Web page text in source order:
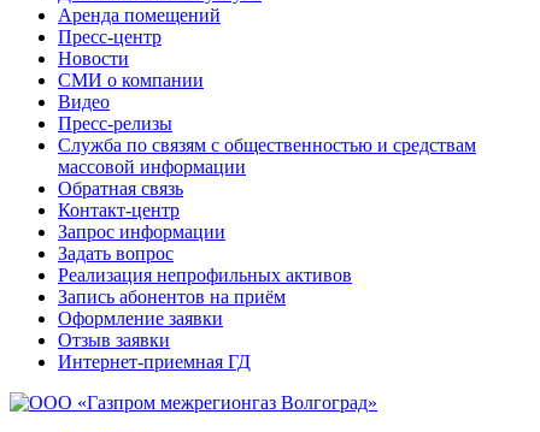
Аренда помещений
Пресс-центр
Новости
СМИ о компании
Видео
Пресс-релизы
Служба по связям с общественностью и средствам
массовой информации
Обратная связь
Контакт-центр
Запрос информации
Задать вопрос
Реализация непрофильных активов
Запись абонентов на приём
Оформление заявки
Отзыв заявки
Интернет-приемная ГД